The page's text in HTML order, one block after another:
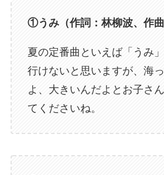
①うみ（作詞：林柳波、作曲
夏の定番曲といえば「うみ
行けないと思いますが、海
よ、大きいんだよとお子さ
てくださいね。